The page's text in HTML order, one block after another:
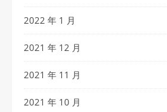
2022 年 1 月
2021 年 12 月
2021 年 11 月
2021 年 10 月